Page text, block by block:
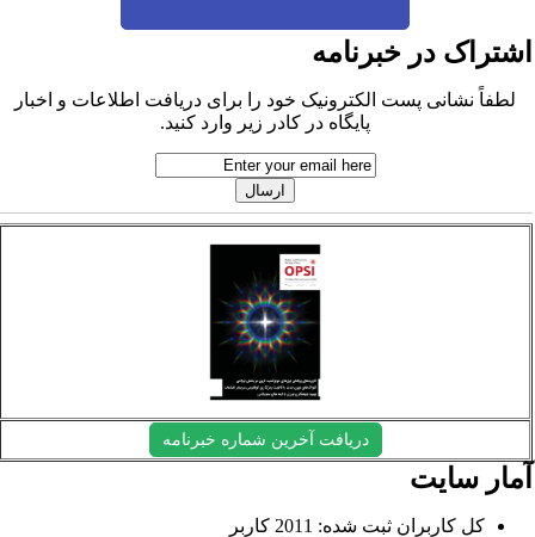
در خبرنامه
لطفاً نشانی پست الکترونیک خود را برای دریافت اطلاعات و اخبار
پایگاه در کادر زیر وارد کنید.
دریافت آخرین شماره خبرنامه
سایت
کل کاربران ثبت شده: 2011 کاربر